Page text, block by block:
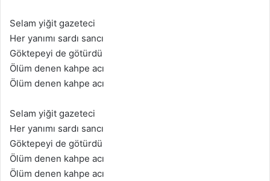
Selam yiğit gazeteci
Her yanımı sardı sancı
Göktepeyi de götürdü
Ölüm denen kahpe acı
Ölüm denen kahpe acı
Selam yiğit gazeteci
Her yanımı sardı sancı
Göktepeyi de götürdü
Ölüm denen kahpe acı
Ölüm denen kahpe acı